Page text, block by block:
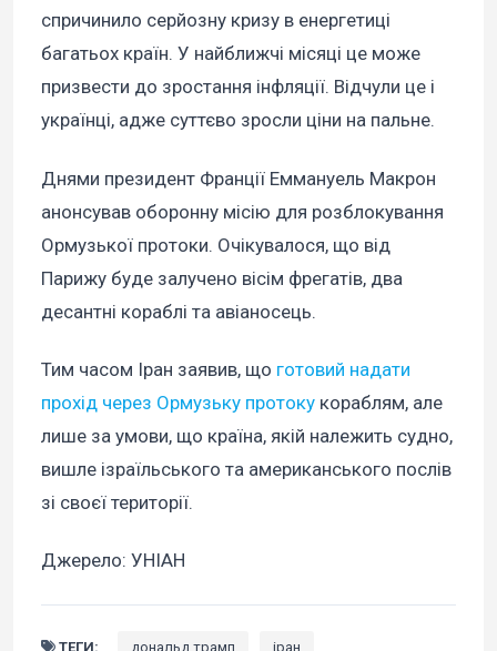
спричинило серйозну кризу в енергетиці
багатьох країн. У найближчі місяці це може
призвести до зростання інфляції. Відчули це і
українці, адже суттєво зросли ціни на пальне.
Днями президент Франції Еммануель Макрон
анонсував оборонну місію для розблокування
Ормузької протоки. Очікувалося, що від
Парижу буде залучено вісім фрегатів, два
десантні кораблі та авіаносець.
Тим часом Іран заявив, що готовий надати
прохід через Ормузьку протоку кораблям, але
лише за умови, що країна, якій належить судно,
вишле ізраїльського та американського послів
зі своєї території.
Джерело: УНІАН
ТЕГИ: дональд трамп іран